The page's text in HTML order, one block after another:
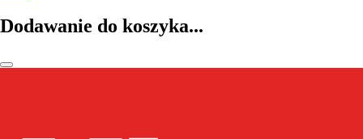
Dodawanie do koszyka...